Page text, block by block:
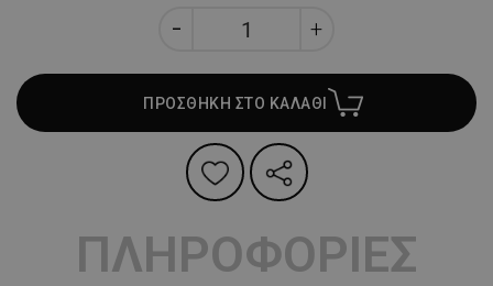
ΠΡΟΣΘΗΚΗ ΣΤΟ ΚΑΛΑΘΙ
ΠΛΗΡΟΦΟΡΙΕΣ